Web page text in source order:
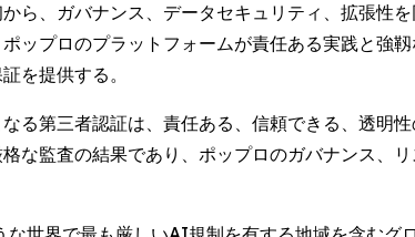
ら、ガバナンス、データセキュリティ、拡張性
ップロのプラットフォームが責任ある実践と強
を提供する。
る第三者認証は、責任ある、信頼できる、透明
な監査の結果であり、ポップロのガバナンス、